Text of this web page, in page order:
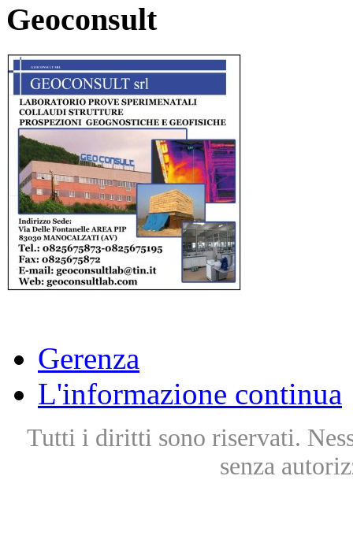
Geoconsult
Gerenza
L'informazione continua
Tutti i diritti sono riservati.
senza